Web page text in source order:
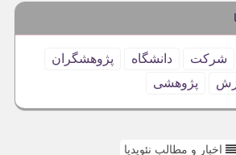
شركت دانشگاه
پژوهشگران
پژوهشی
اخبار و مطالب نئوپدیا